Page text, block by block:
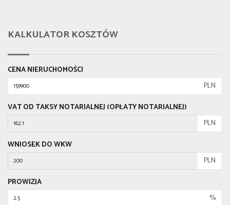
KALKULATOR KOSZTÓW
CENA NIERUCHOMOŚCI
PLN
VAT OD TAKSY NOTARIALNEJ (OPŁATY NOTARIALNEJ)
PLN
WNIOSEK DO WKW
PLN
PROWIZJA
%